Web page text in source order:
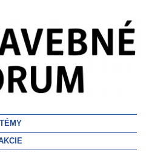
TÉMY